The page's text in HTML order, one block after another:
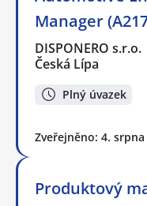
Manager
DISPONERO s.r.o.
Česká Lípa
Plný úvazek
Zveřejněno: 4. srpna
Produktový